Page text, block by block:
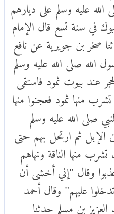
عليه وسلم على ديارهم
في سنة تسع قال الإمام
صخر بن جويرية عن نافع
صلى الله عليه وسلم
عند بيوت ثمود فاستقى
منها ثمود فعجنوا منها
صلى الله عليه وسلم
الإبل ثم ارتحل بهم حتى
منها الناقة ونهاهم
وقال "إني أخشى أن
عليهم" وقال أحمد
بن مسلم حدثنا